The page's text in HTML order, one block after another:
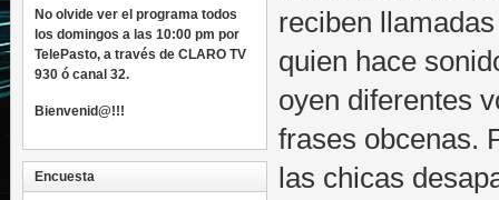
reciben
quien hace
oyen diferentes
frases obcenas.
las chicas
No olvide ver el programa todos
los domingos a las 10:00 pm por
TelePasto, a través de CLARO TV
930 ó canal 32.
Bienvenid@!!!
Encuesta